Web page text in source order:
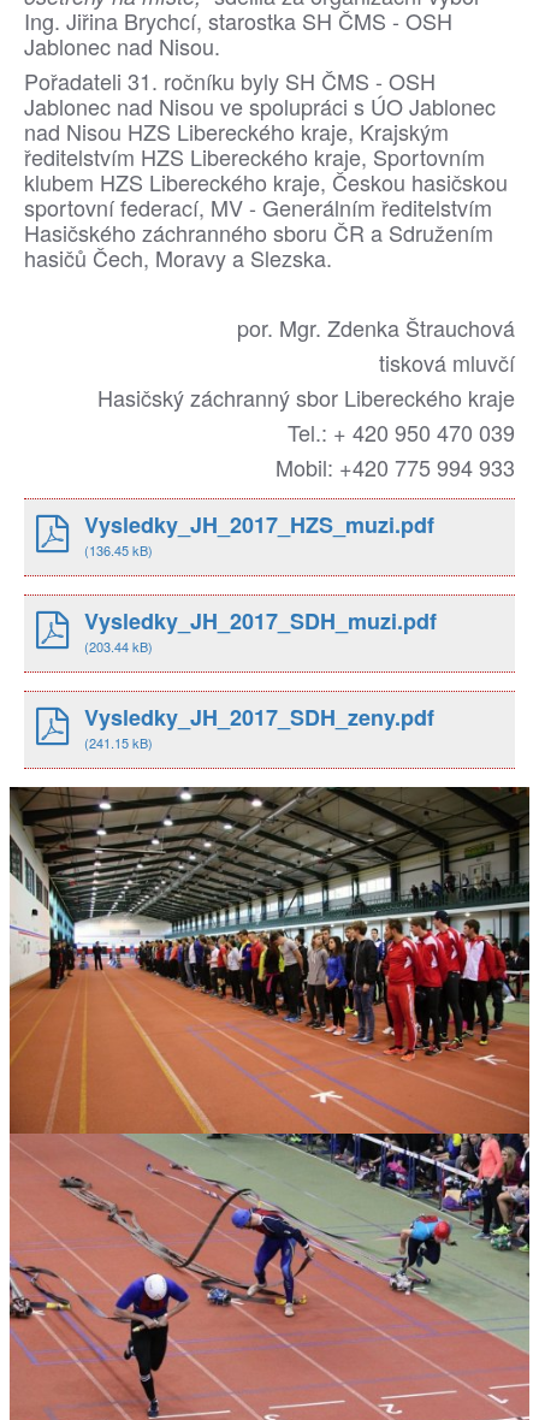
Ing. Jiřina Brychcí, starostka SH ČMS - OSH
Jablonec nad Nisou.
Pořadateli 31. ročníku byly SH ČMS - OSH
Jablonec nad Nisou ve spolupráci s ÚO Jablonec
nad Nisou HZS Libereckého kraje, Krajským
ředitelstvím HZS Libereckého kraje, Sportovním
klubem HZS Libereckého kraje, Českou hasičskou
sportovní federací, MV - Generálním ředitelstvím
Hasičského záchranného sboru ČR a Sdružením
hasičů Čech, Moravy a Slezska.
por. Mgr. Zdenka Štrauchová
tisková mluvčí
Hasičský záchranný sbor Libereckého kraje
Tel.: + 420 950 470 039
Mobil: +420 775 994 933
Vysledky_JH_2017_HZS_muzi.pdf
(136.45 kB)
Vysledky_JH_2017_SDH_muzi.pdf
(203.44 kB)
Vysledky_JH_2017_SDH_zeny.pdf
(241.15 kB)